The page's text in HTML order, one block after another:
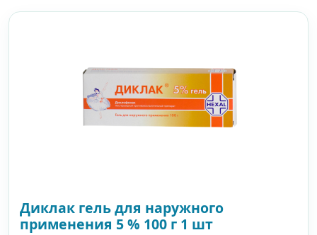
Диклак гель для наружного
применения 5 % 100 г 1 шт